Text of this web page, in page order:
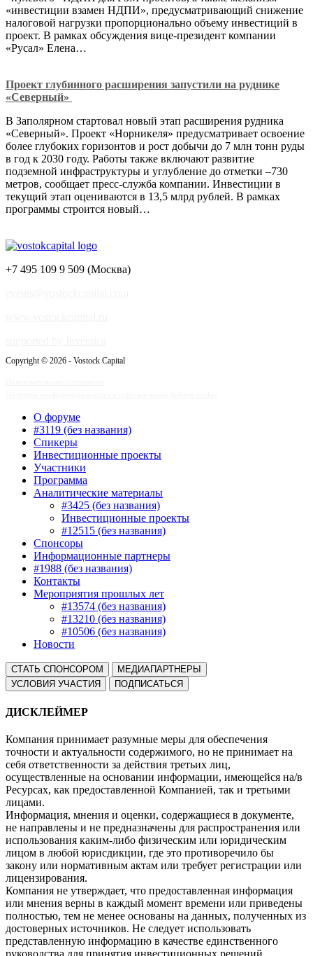
«инвестиции взамен НДПИ», предусматривающий снижение
налоговой нагрузки пропорционально объему инвестиций в
проект. В рамках обсуждения вице-президент компании
«Русал» Елена…
Проект глубинного расширения запустили на руднике
«Северный»
В Заполярном стартовал новый этап расширения рудника
«Северный». Проект «Норникеля» предусматривает освоение
более глубоких горизонтов и рост добычи до 7 млн тонн руды
в год к 2030 году. Работы также включают развитие
подземной инфраструктуры и углубление до отметки –730
метров, сообщает пресс-служба компании. Инвестиции в
текущий этап оцениваются в 13,5 млрд рублей. В рамках
программы строится новый…
+7 495 109 9 509 (Москва)
Copyright © 2026 - Vostock Capital
О форуме
#3119 (без названия)
Спикеры
Инвестиционные проекты
Участники
Программа
Аналитические материалы
#3425 (без названия)
Инвестиционные проекты
#12515 (без названия)
Спонсоры
Информационные партнеры
#1988 (без названия)
Контакты
Мероприятия прошлых лет
#13574 (без названия)
#13210 (без названия)
#10506 (без названия)
Новости
СТАТЬ СПОНСОРОМ
МЕДИАПАРТНЕРЫ
УСЛОВИЯ УЧАСТИЯ
ПОДПИСАТЬСЯ
ДИСКЛЕЙМЕР
Компания принимает разумные меры для обеспечения
точности и актуальности содержимого, но не принимает на
себя ответственности за действия третьих лиц,
осуществленные на основании информации, имеющейся на/в
Ресурсах, как предоставленной Компанией, так и третьими
лицами.
Информация, мнения и оценки, содержащиеся в документе,
не направлены и не предназначены для распространения или
использования каким-либо физическим или юридическим
лицом в любой юрисдикции, где это противоречило бы
закону или нормативным актам или требует регистрации или
лицензирования.
Компания не утверждает, что предоставленная информация
или мнения верны в каждый момент времени или приведены
полностью, тем не менее основаны на данных, полученных из
достоверных источников. Не следует использовать
представленную информацию в качестве единственного